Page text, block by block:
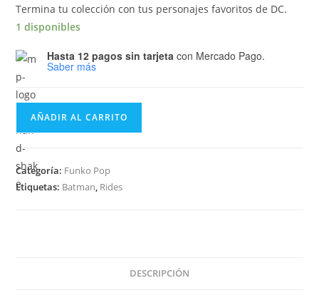
Termina tu colección con tus personajes favoritos de DC.
1 disponibles
Hasta 12 pagos sin tarjeta con Mercado Pago.
Saber más
Funko
Rides
The
Batman
AÑADIR AL CARRITO
Categoría: Funko Pop
Etiquetas: Batman Rides
DESCRIPCIÓN